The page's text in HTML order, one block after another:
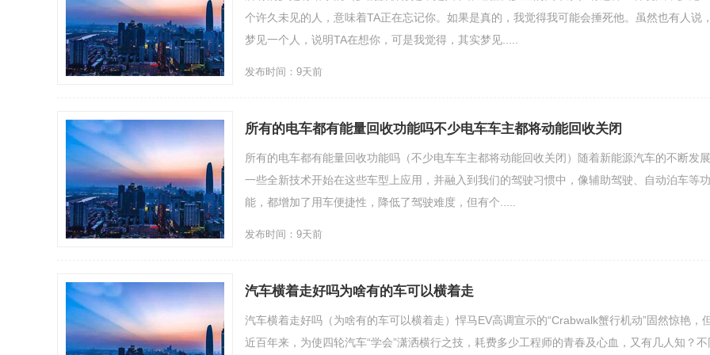
个许久未见的人，意味着TA正在忘记你。如果是真的，我觉得我可能会捶死他。虽然也有人说，
梦见一个人，说明TA在想你，可是我觉得，其实梦见.....
发布时间：9天前
所有的电车都有能量回收功能吗不少电车车主都将动能回收关闭
所有的电车都有能量回收功能吗（不少电车车主都将动能回收关闭）随着新能源汽车的不断发展,
一些全新技术开始在这些车型上应用，并融入到我们的驾驶习惯中，像辅助驾驶、自动泊车等功
能，都增加了用车便捷性，降低了驾驶难度，但有个.....
发布时间：9天前
汽车横着走好吗为啥有的车可以横着走
汽车横着走好吗（为啥有的车可以横着走）悍马EV高调宣示的“Crabwalk蟹行机动”固然惊艳，
近百年来，为使四轮汽车“学会”潇洒横行之技，耗费多少工程师的青春及心血，又有几人知？不